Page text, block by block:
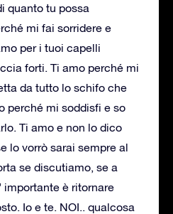
quanto tu possa
mi fai sorridere e
per i tuoi capelli
forti. Ti amo perché mi
da tutto lo schifo che
perché mi soddisfi e so
Ti amo e non lo dico
lo vorrò sarai sempre al
se discutiamo, se a
importante è ritornare
Io e te. NOI.. qualcosa